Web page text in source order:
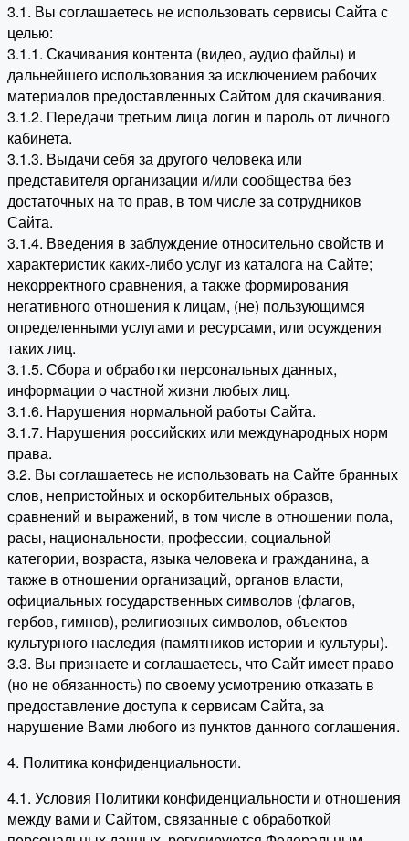
3.1. Вы соглашаетесь не использовать сервисы Сайта с
целью:
3.1.1. Скачивания контента (видео, аудио файлы) и
дальнейшего использования за исключением рабочих
материалов предоставленных Сайтом для скачивания.
3.1.2. Передачи третьим лица логин и пароль от личного
кабинета.
3.1.3. Выдачи себя за другого человека или
представителя организации и/или сообщества без
достаточных на то прав, в том числе за сотрудников
Сайта.
3.1.4. Введения в заблуждение относительно свойств и
характеристик каких-либо услуг из каталога на Сайте;
некорректного сравнения, а также формирования
негативного отношения к лицам, (не) пользующимся
определенными услугами и ресурсами, или осуждения
таких лиц.
3.1.5. Сбора и обработки персональных данных,
информации о частной жизни любых лиц.
3.1.6. Нарушения нормальной работы Сайта.
3.1.7. Нарушения российских или международных норм
права.
3.2. Вы соглашаетесь не использовать на Сайте бранных
слов, непристойных и оскорбительных образов,
сравнений и выражений, в том числе в отношении пола,
расы, национальности, профессии, социальной
категории, возраста, языка человека и гражданина, а
также в отношении организаций, органов власти,
официальных государственных символов (флагов,
гербов, гимнов), религиозных символов, объектов
культурного наследия (памятников истории и культуры).
3.3. Вы признаете и соглашаетесь, что Сайт имеет право
(но не обязанность) по своему усмотрению отказать в
предоставление доступа к сервисам Сайта, за
нарушение Вами любого из пунктов данного соглашения.
4. Политика конфиденциальности.
4.1. Условия Политики конфиденциальности и отношения
между вами и Сайтом, связанные с обработкой